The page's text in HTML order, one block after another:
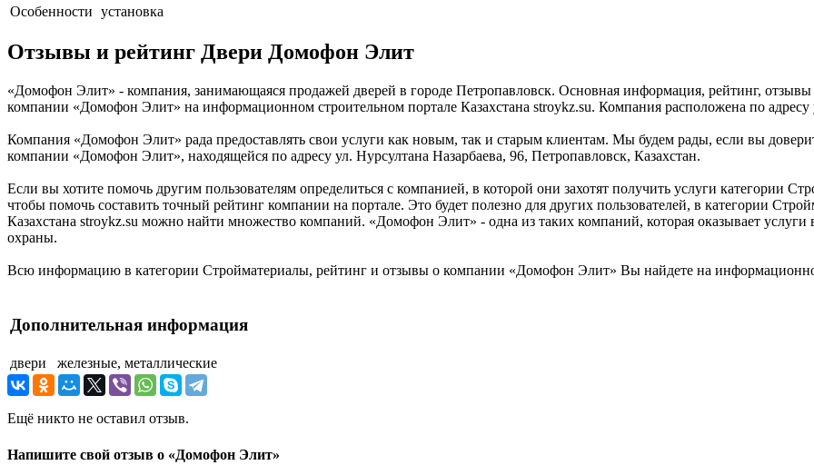
Особенности установка
Отзывы и рейтинг Двери Домофон Элит
«Домофон Элит» - компания, занимающаяся продажей дверей в городе Петропавловск. Основная информация, рейтинг,
компании «Домофон Элит» на информационном строительном портале Казахстана stroykz.su. Компания расположена по адресу
Компания «Домофон Элит» рада предоставлять свои услуги как новым, так и старым клиентам. Мы будем рады, если вы
компании «Домофон Элит», находящейся по адресу ул. Нурсултана Назарбаева, 96, Петропавловск, Казахстан.
Если вы хотите помочь другим пользователям определиться с компанией, в которой они захотят получить услуги категории
чтобы помочь составить точный рейтинг компании на портале. Это будет полезно для других пользователей, в категории
Казахстана stroykz.su можно найти множество компаний. «Домофон Элит» - одна из таких компаний, которая оказывает
охраны.
Всю информацию в категории Стройматериалы, рейтинг и отзывы о компании «Домофон Элит» Вы найдете на
Дополнительная информация
двери железные, металлические
Ещё никто не оставил отзыв.
Напишите свой отзыв о «Домофон Элит»